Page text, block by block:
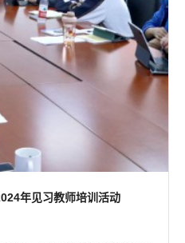
年见习教师培训活动